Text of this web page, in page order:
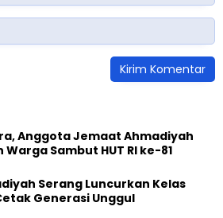
Anggota Jemaat Ahmadiyah
Sambut HUT RI ke-81
Serang Luncurkan Kelas
Generasi Unggul